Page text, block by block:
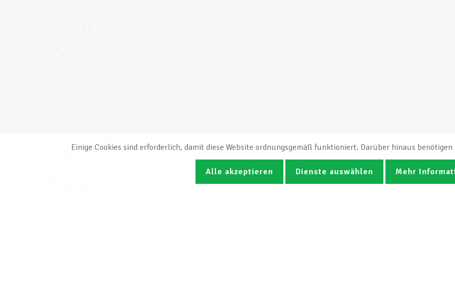
Einige Cookies sind erforderlich, damit diese Website ordnungsgemäß funktioniert. Darüber hinaus
Alle akzeptieren Dienste auswählen Mehr